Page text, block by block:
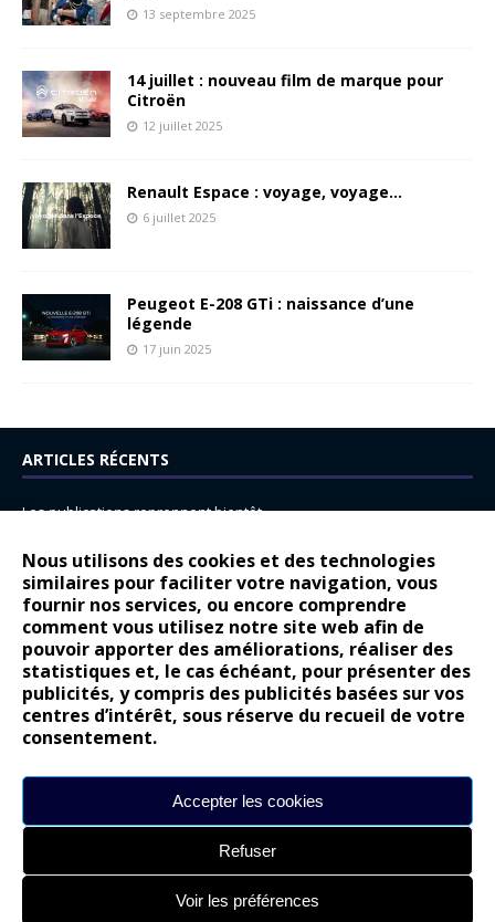
Nous utilisons des cookies et des technologies
similaires pour faciliter votre navigation, vous
fournir nos services, ou encore comprendre
comment vous utilisez notre site web afin de
pouvoir apporter des améliorations, réaliser des
statistiques et, le cas échéant, pour présenter des
publicités, y compris des publicités basées sur vos
centres d’intérêt, sous réserve du recueil de votre
consentement.
Accepter les cookies
Refuser
Voir les préférences
13 septembre 2025
14 juillet : nouveau film de marque pour
Citroën
12 juillet 2025
Renault Espace : voyage, voyage…
6 juillet 2025
Peugeot E-208 GTi : naissance d’une
légende
17 juin 2025
ARTICLES RÉCENTS
Les publications reprennent bientôt…
14 juillet : nouveau film de marque pour Citroën
Renault Espace : voyage, voyage…
Peugeot E-208 GTi : naissance d’une légende
COMMENTAIRES RÉCENTS
Bernard Dardartdans
Gilly
gyo
Lancia Ypsilon : naturellement envoûtante ?